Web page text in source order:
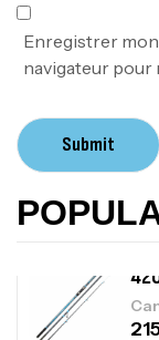
Enregistrer
navigateur pour
Submit
Bagagerie
د.ت
د.ت378,000
Volant 3
Accastillage